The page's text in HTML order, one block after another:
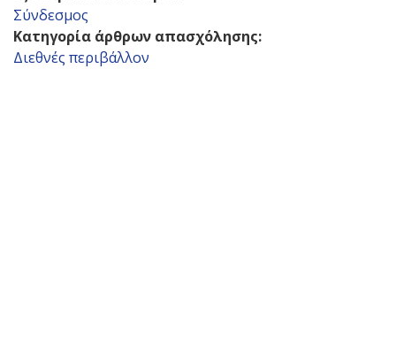
Σύνδεσμος
Κατηγορία άρθρων απασχόλησης:
Διεθνές περιβάλλον